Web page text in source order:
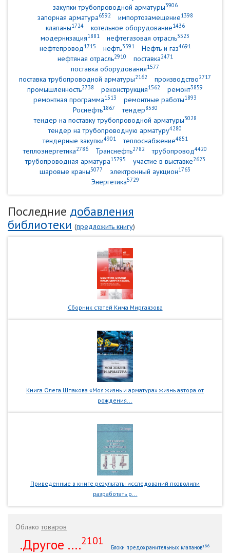
закупки трубопроводной арматуры3906
запорная арматура6592 импортозамещение1398
клапаны1724 котельное оборудование1436
модернизация1881 нефтегазовая отрасль3523
нефтепровод1715 нефть3591 Нефть и газ4691
нефтяная отрасль2910 поставка2471
поставка оборудования1577
поставка трубопроводной арматуры2162 производство2717
промышленность2738 реконструкция1562 ремонт3859
ремонтная программа1513 ремонтные работы1893
Роснефть1867 тендер8530
тендер на поставку трубопроводной арматуры3028
тендер на трубопроводную арматуру4280
тендерные закупки4901 теплоснабжение4851
теплоэнергетика2786 Транснефть2782 трубопровод4420
трубопроводная арматура15795 участие в выставке2623
шаровые краны5077 электронный аукцион1763
Энергетика5729
Последние добавления
библиотеки (предложить книгу)
Сборник статей Кима Миргаязова
Книга Олега Шпакова «Моя жизнь и арматура» жизнь автора от
рождения...
Приведенные в книге результаты исследований позволили
разработать р...
Облакотоваров
.Другое ....2101
Блоки предохранительных клапанов166